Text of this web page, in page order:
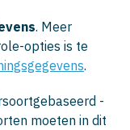
. Meer
opties is te
.
-
moeten in dit